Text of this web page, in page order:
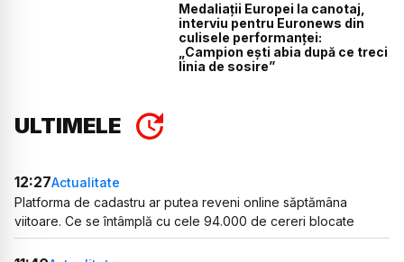
Medaliații Europei la canotaj,
interviu pentru Euronews din
culisele performanței:
„Campion ești abia după ce treci
linia de sosire”
ULTIMELE
12:27Actualitate
Platforma de cadastru ar putea reveni online săptămâna
viitoare. Ce se întâmplă cu cele 94.000 de cereri blocate